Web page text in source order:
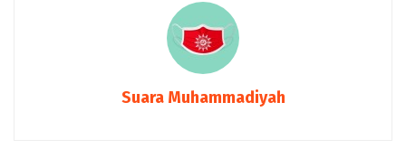
Suara Muhammadiyah